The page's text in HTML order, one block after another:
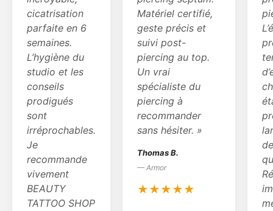
cicatrisation
parfaite en 6
semaines.
L’hygiène du
studio et les
conseils
prodigués
sont
irréprochables.
Je
recommande
vivement
BEAUTY
TATTOO SHOP
Matériel certifié,
geste précis et
suivi post-
piercing au top.
Un vrai
spécialiste du
piercing à
recommander
sans hésiter. »
Thomas B.
— Armor
★★★★★